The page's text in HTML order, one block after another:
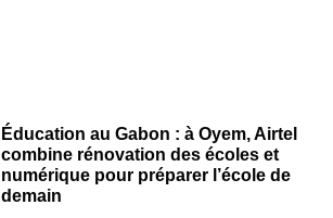
Éducation au Gabon : à Oyem, Airtel
combine rénovation des écoles et
numérique pour préparer l’école de
demain